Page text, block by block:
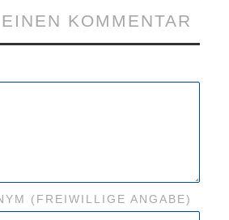
KOMMENTAR
(FREIWILLIGE ANGABE)